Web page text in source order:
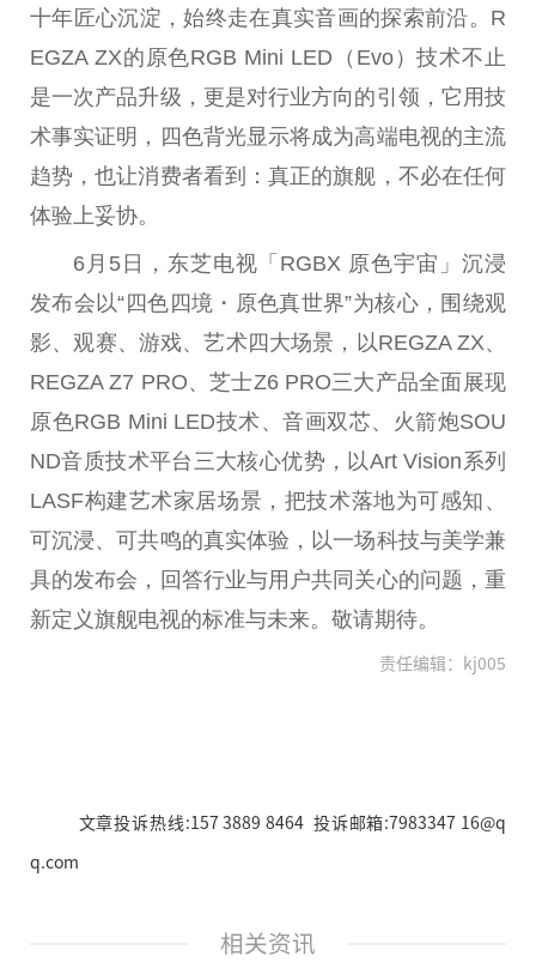
十年匠心沉淀，始终走在真实音画的探索前沿。R
EGZA ZX的原色RGB Mini LED（Evo）技术不止
是一次产品升级，更是对行业方向的引领，它用技
术事实证明，四色背光显示将成为高端电视的主流
趋势，也让消费者看到：真正的旗舰，不必在任何
体验上妥协。
6月5日，东芝电视「RGBX 原色宇宙」沉浸
发布会以“四色四境・原色真世界”为核心，围绕观
影、观赛、游戏、艺术四大场景，以REGZA ZX、
REGZA Z7 PRO、芝士Z6 PRO三大产品全面展现
原色RGB Mini LED技术、音画双芯、火箭炮SOU
ND音质技术平台三大核心优势，以Art Vision系列
LASF构建艺术家居场景，把技术落地为可感知、
可沉浸、可共鸣的真实体验，以一场科技与美学兼
具的发布会，回答行业与用户共同关心的问题，重
新定义旗舰电视的标准与未来。敬请期待。
责任编辑：kj005
文章投诉热线:157 3889 8464 投诉邮箱:7983347 16@q
q.com
相关资讯